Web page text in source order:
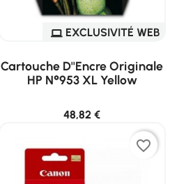
EXCLUSIVITÉ WEB
Cartouche D''encre Originale
HP N°953 XL Yellow
48,82 €
favorite_border